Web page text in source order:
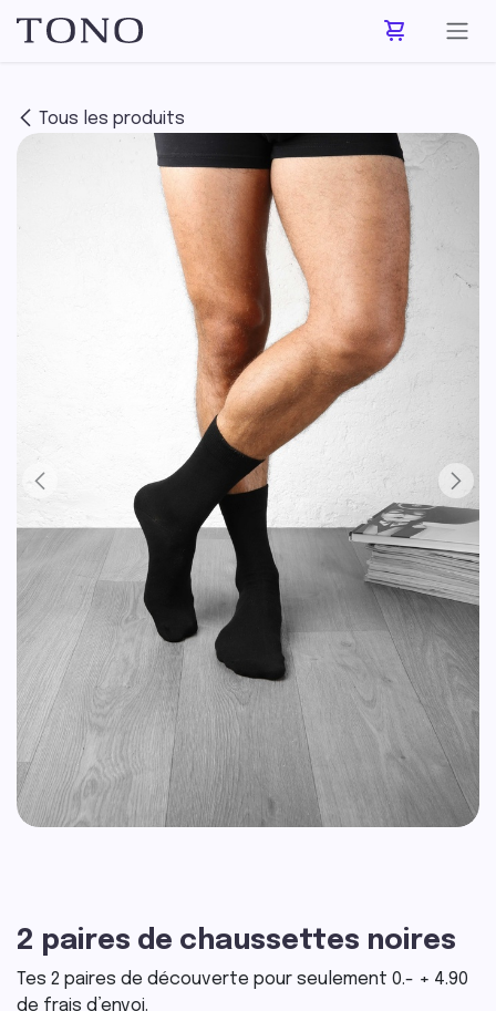
Tous les produits
2 paires de chaussettes noires
Tes 2 paires de découverte pour seulement 0.- + 4.90
de frais d’envoi.